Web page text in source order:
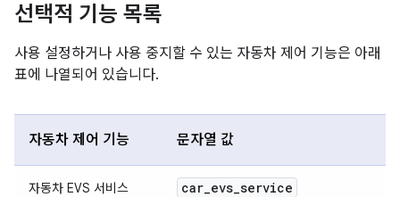
선택적 기능 목록
사용 설정하거나 사용 중지할 수 있는 자동차 제어 기능은 아래
표에 나열되어 있습니다.
자동차 제어 기능 문자열 값
자동차 EVS 서비스 car_evs_service